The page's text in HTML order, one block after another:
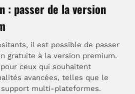
: passer de la version
il est possible de passer
gratuite à la version premium.
ceux qui souhaitent
avancées, telles que le
multi-plateformes.